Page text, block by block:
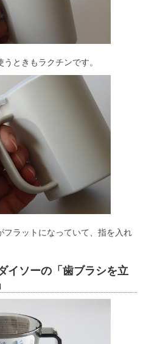
ときもラクチンです。
フラットになっていて、指を入れ
イソーの「歯ブラシを立